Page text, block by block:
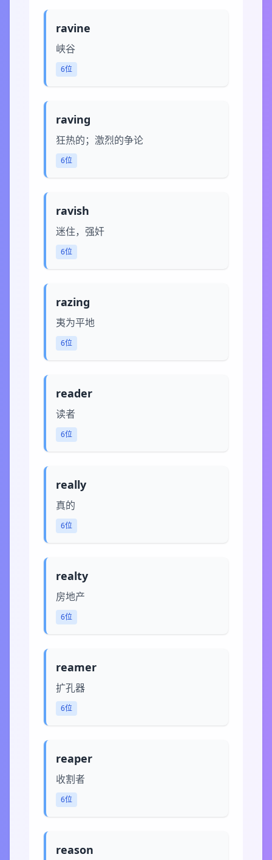
ravine
峡谷
6位
raving
狂热的；激烈的争论
6位
ravish
迷住，强奸
6位
razing
夷为平地
6位
reader
读者
6位
really
真的
6位
realty
房地产
6位
reamer
扩孔器
6位
reaper
收割者
6位
reason